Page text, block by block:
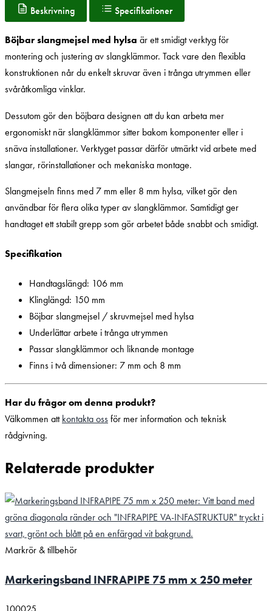
Beskrivning Specifikationer
Böjbar slangmejsel med hylsa är ett smidigt verktyg för
montering och justering av slangklämmor. Tack vare den flexibla
konstruktionen når du enkelt skruvar även i trånga utrymmen eller
svåråtkomliga vinklar.
Dessutom gör den böjbara designen att du kan arbeta mer
ergonomiskt när slangklämmor sitter bakom komponenter eller i
snäva installationer. Verktyget passar därför utmärkt vid arbete med
slangar, rörinstallationer och mekaniska montage.
Slangmejseln finns med 7 mm eller 8 mm hylsa, vilket gör den
användbar för flera olika typer av slangklämmor. Samtidigt ger
handtaget ett stabilt grepp som gör arbetet både snabbt och smidigt.
Specifikation
Handtagslängd: 106 mm
Klinglängd: 150 mm
Böjbar slangmejsel / skruvmejsel med hylsa
Underlättar arbete i trånga utrymmen
Passar slangklämmor och liknande montage
Finns i två dimensioner: 7 mm och 8 mm
Har du frågor om denna produkt?
Välkommen attkontakta ossför mer information och teknisk
rådgivning.
Relaterade produkter
Markrör & tillbehör
Markeringsband INFRAPIPE 75 mm x 250 meter